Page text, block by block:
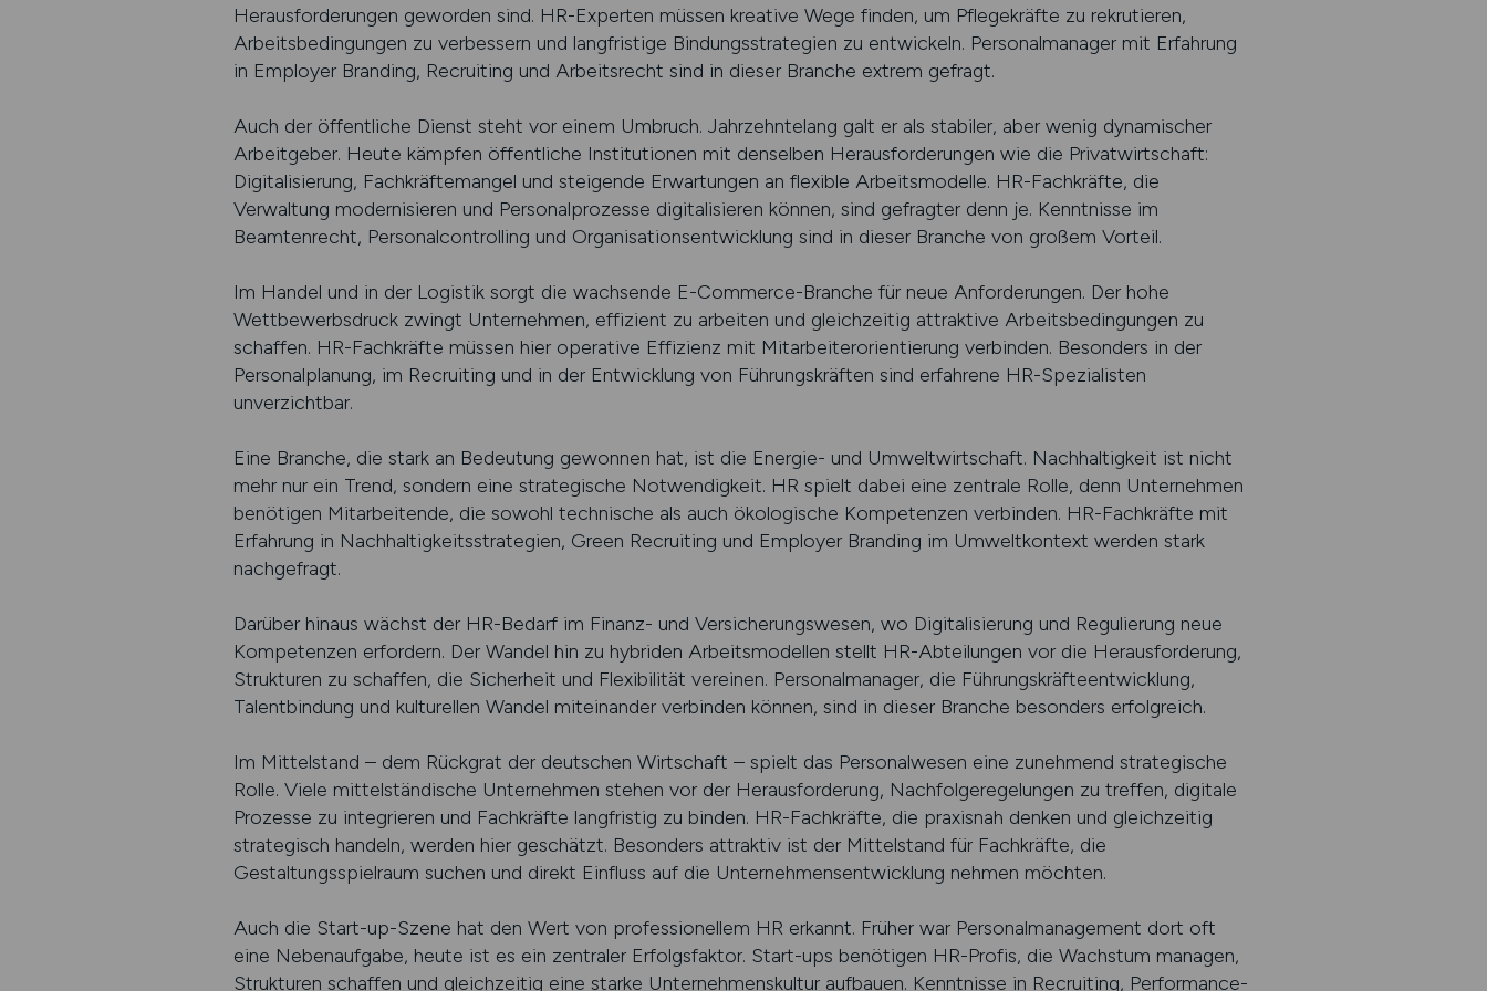
Herausforderungen geworden sind. HR-Experten müssen kreative Wege finden, um Pflegekräfte zu rekrutieren,
Arbeitsbedingungen zu verbessern und langfristige Bindungsstrategien zu entwickeln. Personalmanager mit Erfahrung
in Employer Branding, Recruiting und Arbeitsrecht sind in dieser Branche extrem gefragt.
Auch der öffentliche Dienst steht vor einem Umbruch. Jahrzehntelang galt er als stabiler, aber wenig dynamischer
Arbeitgeber. Heute kämpfen öffentliche Institutionen mit denselben Herausforderungen wie die Privatwirtschaft:
Digitalisierung, Fachkräftemangel und steigende Erwartungen an flexible Arbeitsmodelle. HR-Fachkräfte, die
Verwaltung modernisieren und Personalprozesse digitalisieren können, sind gefragter denn je. Kenntnisse im
Beamtenrecht, Personalcontrolling und Organisationsentwicklung sind in dieser Branche von großem Vorteil.
Im Handel und in der Logistik sorgt die wachsende E-Commerce-Branche für neue Anforderungen. Der hohe
Wettbewerbsdruck zwingt Unternehmen, effizient zu arbeiten und gleichzeitig attraktive Arbeitsbedingungen zu
schaffen. HR-Fachkräfte müssen hier operative Effizienz mit Mitarbeiterorientierung verbinden. Besonders in der
Personalplanung, im Recruiting und in der Entwicklung von Führungskräften sind erfahrene HR-Spezialisten
unverzichtbar.
Eine Branche, die stark an Bedeutung gewonnen hat, ist die Energie- und Umweltwirtschaft. Nachhaltigkeit ist nicht
mehr nur ein Trend, sondern eine strategische Notwendigkeit. HR spielt dabei eine zentrale Rolle, denn Unternehmen
benötigen Mitarbeitende, die sowohl technische als auch ökologische Kompetenzen verbinden. HR-Fachkräfte mit
Erfahrung in Nachhaltigkeitsstrategien, Green Recruiting und Employer Branding im Umweltkontext werden stark
nachgefragt.
Darüber hinaus wächst der HR-Bedarf im Finanz- und Versicherungswesen, wo Digitalisierung und Regulierung neue
Kompetenzen erfordern. Der Wandel hin zu hybriden Arbeitsmodellen stellt HR-Abteilungen vor die Herausforderung,
Strukturen zu schaffen, die Sicherheit und Flexibilität vereinen. Personalmanager, die Führungskräfteentwicklung,
Talentbindung und kulturellen Wandel miteinander verbinden können, sind in dieser Branche besonders erfolgreich.
Im Mittelstand – dem Rückgrat der deutschen Wirtschaft – spielt das Personalwesen eine zunehmend strategische
Rolle. Viele mittelständische Unternehmen stehen vor der Herausforderung, Nachfolgeregelungen zu treffen, digitale
Prozesse zu integrieren und Fachkräfte langfristig zu binden. HR-Fachkräfte, die praxisnah denken und gleichzeitig
strategisch handeln, werden hier geschätzt. Besonders attraktiv ist der Mittelstand für Fachkräfte, die
Gestaltungsspielraum suchen und direkt Einfluss auf die Unternehmensentwicklung nehmen möchten.
Auch die Start-up-Szene hat den Wert von professionellem HR erkannt. Früher war Personalmanagement dort oft
eine Nebenaufgabe, heute ist es ein zentraler Erfolgsfaktor. Start-ups benötigen HR-Profis, die Wachstum managen,
Strukturen schaffen und gleichzeitig eine starke Unternehmenskultur aufbauen. Kenntnisse in Recruiting, Performance-